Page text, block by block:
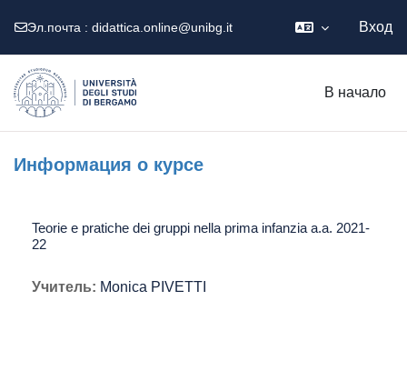
Эл.почта : didattica.online@unibg.it Вход
В начало
Информация о курсе
Teorie e pratiche dei gruppi nella prima infanzia a.a. 2021-
22
Учитель: Monica PIVETTI